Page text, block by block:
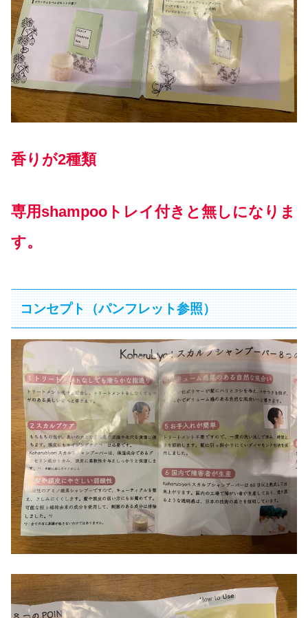
香りが2種類
専用shampooトレイ付きと無しになりま
す。
コンセプト（パンフレット参照）